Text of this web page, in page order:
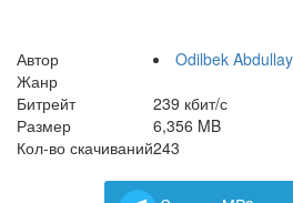
Автор
Odilbek
Жанр
Битрейт
239 кбит/с
Размер
6,356 MB
Кол-во скачиваний243